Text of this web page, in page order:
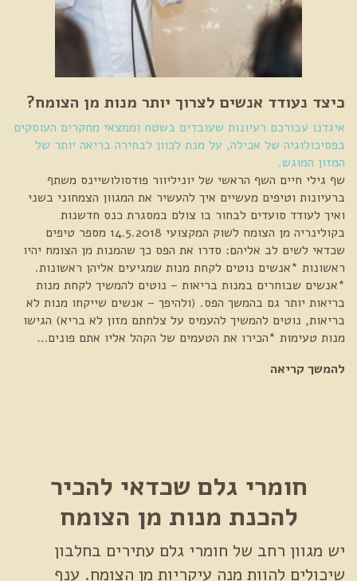
כיצד נעודד אנשים לצרוך יותר מנות מן הצומח?
איגדנו עבורכם רעיונות שעובדים בשטח וממצאי מחקרים העוסקים
בפסיכולוגיה של אכילה, על מנת לכוון לבחירה בריאה יותר של
המזון המוגש.
שף גילי חיים השף הראשי של יוניליוור פודסולושיינס משתף
ברעיונות וטיפים מעשיים איך להעשיר את המגוון הצמחוני בשני
ואיך לעודד סועדים לבחור בו צולם במסגרת כנס חדשנות
בקולינריה מן הצומח לשוק המקצועי 14.5.2018 מספר טיפים
שכדאי לשים לב אליהם: סדרו את הפס כך שהמנות מן הצומח יהיו
ראשונות *אנשים נוטים לקחת מנות שמגיעים אליהן ראשונות.
*אנשים שבוחרים במנות בריאות – נוטים להמשיך לקחת מנות
בריאות יותר גם בהמשך הפס. (ולהיפך – אנשים שייקחו מנות לא
בריאות, נוטים להמשיך להעמיס על צלחתם מזון לא בריא) הגישו
מנות טעימות *הכירו את הטעמים של הקהל אליו אתם פונים…
להמשך קריאה
חומרי גלם שכדאי להכיר
להכנת מנות מן הצומח
יש מגוון רחב של חומרי גלם עתירים בחלבון
שיכולים להוות מנה עיקריות מן הצומח. ענף